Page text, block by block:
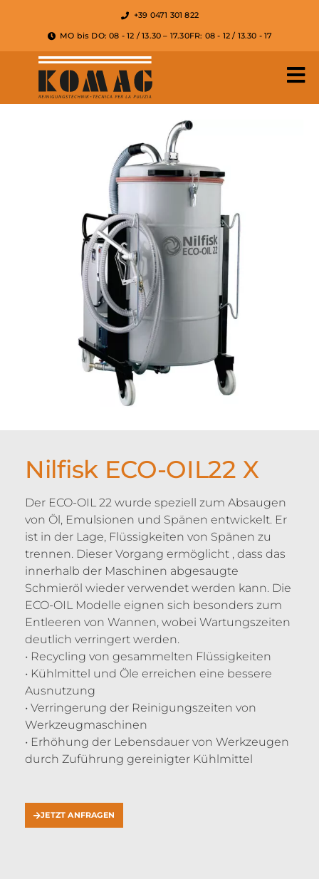
+39 0471 301 822
MO bis DO: 08 - 12 / 13.30 – 17.30FR: 08 - 12 / 13.30 - 17
Nilfisk ECO-OIL22 X
Der ECO-OIL 22 wurde speziell zum Absaugen
von Öl, Emulsionen und Spänen entwickelt. Er
ist in der Lage, Flüssigkeiten von Spänen zu
trennen. Dieser Vorgang ermöglicht , dass das
innerhalb der Maschinen abgesaugte
Schmieröl wieder verwendet werden kann. Die
ECO-OIL Modelle eignen sich besonders zum
Entleeren von Wannen, wobei Wartungszeiten
deutlich verringert werden.
• Recycling von gesammelten Flüssigkeiten
• Kühlmittel und Öle erreichen eine bessere
Ausnutzung
• Verringerung der Reinigungszeiten von
Werkzeugmaschinen
• Erhöhung der Lebensdauer von Werkzeugen
durch Zuführung gereinigter Kühlmittel
JETZT ANFRAGEN